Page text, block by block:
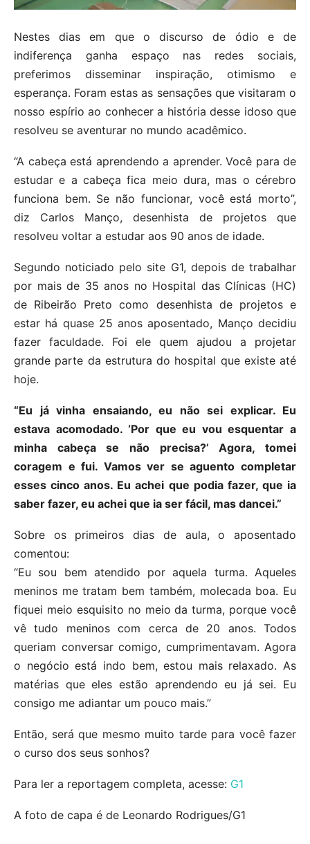
Nestes dias em que o discurso de ódio e de
indiferença ganha espaço nas redes sociais,
preferimos disseminar inspiração, otimismo e
esperança. Foram estas as sensações que visitaram o
nosso espírio ao conhecer a história desse idoso que
resolveu se aventurar no mundo acadêmico.
“A cabeça está aprendendo a aprender. Você para de
estudar e a cabeça fica meio dura, mas o cérebro
funciona bem. Se não funcionar, você está morto”,
diz Carlos Manço, desenhista de projetos que
resolveu voltar a estudar aos 90 anos de idade.
Segundo noticiado pelo site G1, depois de trabalhar
por mais de 35 anos no Hospital das Clínicas (HC)
de Ribeirão Preto como desenhista de projetos e
estar há quase 25 anos aposentado, Manço decidiu
fazer faculdade. Foi ele quem ajudou a projetar
grande parte da estrutura do hospital que existe até
hoje.
“Eu já vinha ensaiando, eu não sei explicar. Eu
estava acomodado. ‘Por que eu vou esquentar a
minha cabeça se não precisa?’ Agora, tomei
coragem e fui. Vamos ver se aguento completar
esses cinco anos. Eu achei que podia fazer, que ia
saber fazer, eu achei que ia ser fácil, mas dancei.”
Sobre os primeiros dias de aula, o aposentado
comentou:
“Eu sou bem atendido por aquela turma. Aqueles
meninos me tratam bem também, molecada boa. Eu
fiquei meio esquisito no meio da turma, porque você
vê tudo meninos com cerca de 20 anos. Todos
queriam conversar comigo, cumprimentavam. Agora
o negócio está indo bem, estou mais relaxado. As
matérias que eles estão aprendendo eu já sei. Eu
consigo me adiantar um pouco mais.”
Então, será que mesmo muito tarde para você fazer
o curso dos seus sonhos?
Para ler a reportagem completa, acesse: G1
A foto de capa é de Leonardo Rodrigues/G1